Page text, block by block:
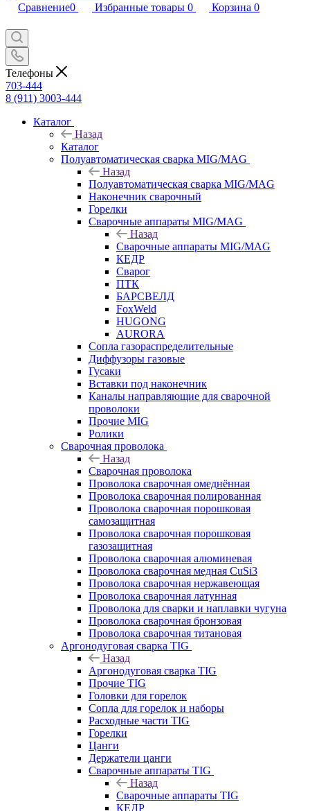
Сравнение0 Избранные товары 0 Корзина 0
Телефоны
703-444
8 (911) 3003-444
Каталог
Назад
Каталог
Полуавтоматическая сварка MIG/MAG
Назад
Полуавтоматическая сварка MIG/MAG
Наконечник сварочный
Горелки
Сварочные аппараты MIG/MAG
Назад
Сварочные аппараты MIG/MAG
КЕДР
Сварог
ПТК
БАРСВЕЛД
FoxWeld
HUGONG
AURORA
Сопла газораспределительные
Диффузоры газовые
Гусаки
Вставки под наконечник
Каналы направляющие для сварочной
проволоки
Прочие MIG
Ролики
Cварочная проволока
Назад
Cварочная проволока
Проволока сварочная омеднённая
Проволока сварочная полированная
Проволока сварочная порошковая
самозащитная
Проволока сварочная порошковая
газозащитная
Проволока сварочная алюминевая
Проволока сварочная медная CuSi3
Проволока сварочная нержавеющая
Проволока сварочная латунная
Проволока для сварки и наплавки чугуна
Проволока сварочная бронзовая
Проволока сварочная титановая
Аргонодуговая сварка TIG
Назад
Аргонодуговая сварка TIG
Прочие TIG
Головки для горелок
Сопла для горелок и наборы
Расходные части TIG
Горелки
Цанги
Держатели цанги
Сварочные аппараты TIG
Назад
Сварочные аппараты TIG
КЕДР